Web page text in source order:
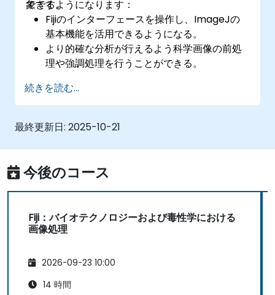
象です。
できるようになります：
Fijiのインターフェースを操作し、ImageJの
基本機能を活用できるようになる。
より的確な分析が行えるよう科学画像の前処
理や強調処理を行うことができる。
定量的解析が可能になる。
マクロ機能やプラグインを用いて反復的な作
業を自動化できるようになる。
応じてワークフローをカスタマイズできる。
続きを読む...
最終更新日: 2025-10-21
今後のコース
Fiji：バイオテクノロジーおよび毒性学における
画像処理
2026-09-23 10:00
14 時間